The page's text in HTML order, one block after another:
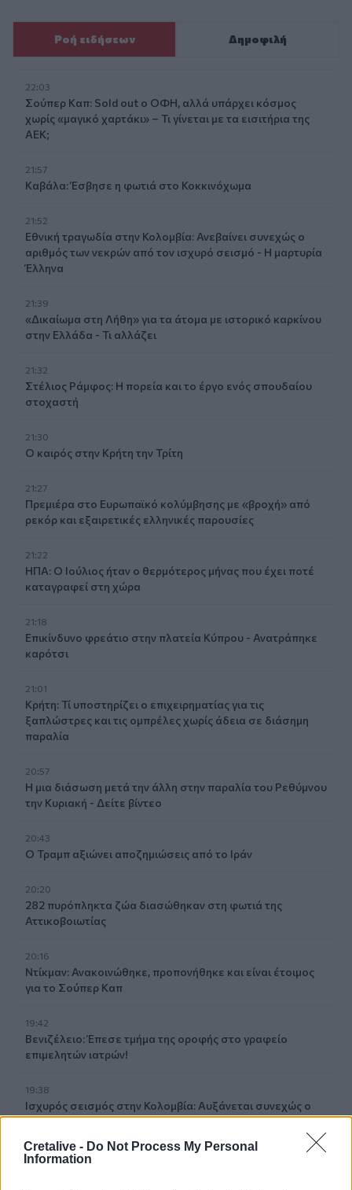
Cretalive - Do Not Process My Personal
Information
Ροή ειδήσεων Δημοφιλή
22:03
Σούπερ Καπ: Sold out ο ΟΦΗ, αλλά υπάρχει κόσμος
χωρίς «μαγικό χαρτάκι» – Τι γίνεται με τα εισιτήρια της
ΑΕΚ;
21:57
Καβάλα: Έσβησε η φωτιά στο Κοκκινόχωμα
21:52
Εθνική τραγωδία στην Κολομβία: Ανεβαίνει συνεχώς ο
αριθμός των νεκρών από τον ισχυρό σεισμό - Η μαρτυρία
Έλληνα
21:39
«Δικαίωμα στη Λήθη» για τα άτομα με ιστορικό καρκίνου
στην Ελλάδα - Τι αλλάζει
21:32
Στέλιος Ράμφος: Η πορεία και το έργο ενός σπουδαίου
στοχαστή
21:30
Ο καιρός στην Κρήτη την Τρίτη
21:27
Πρεμιέρα στο Ευρωπαϊκό κολύμβησης με «βροχή» από
ρεκόρ και εξαιρετικές ελληνικές παρουσίες
21:22
ΗΠΑ: Ο Ιούλιος ήταν ο θερμότερος μήνας που έχει ποτέ
καταγραφεί στη χώρα
21:18
Επικίνδυνο φρεάτιο στην πλατεία Κύπρου - Ανατράπηκε
καρότσι
21:01
Κρήτη: Τί υποστηρίζει ο επιχειρηματίας για τις
ξαπλώστρες και τις ομπρέλες χωρίς άδεια σε διάσημη
παραλία
20:57
Η μια διάσωση μετά την άλλη στην παραλία του Ρεθύμνου
την Κυριακή - Δείτε βίντεο
20:43
Ο Τραμπ αξιώνει αποζημιώσεις από το Ιράν
20:20
282 πυρόπληκτα ζώα διασώθηκαν στη φωτιά της
Αττικοβοιωτίας
20:16
Ντίκμαν: Ανακοινώθηκε, προπονήθηκε και είναι έτοιμος
για το Σούπερ Καπ
19:42
Βενιζέλειο: Έπεσε τμήμα της οροφής στο γραφείο
επιμελητών ιατρών!
19:38
Ισχυρός σεισμός στην Κολομβία: Αυξάνεται συνεχώς ο
αριθμός των νεκρών, ανάμεσά τους και παιδιά
19:24